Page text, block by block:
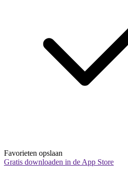
Favorieten opslaan
Gratis downloaden in de App Store